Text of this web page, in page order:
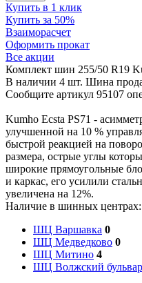
Купить в 1 клик
Купить за 50%
Взаиморасчет
Оформить прокат
Все акции
Комплект шин 255/50 R19
В наличии 4 шт. Шина
Сообщите артикул 95107
Kumho Ecsta PS71 -
улучшенной на 10 %
быстрой реакцией на
размера, острые углы
широкие прямоугольные
и каркас, его усилили
увеличена на 12%.
Наличие в шинных центрах:
ШЦ Варшавка 0
ШЦ Медведково 0
ШЦ Митино 4
ШЦ Волжский бульвар